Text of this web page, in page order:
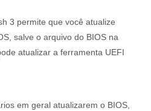
3 permite que você atualize
salve o arquivo do BIOS na
atualizar a ferramenta UEFI
em geral atualizarem o BIOS,